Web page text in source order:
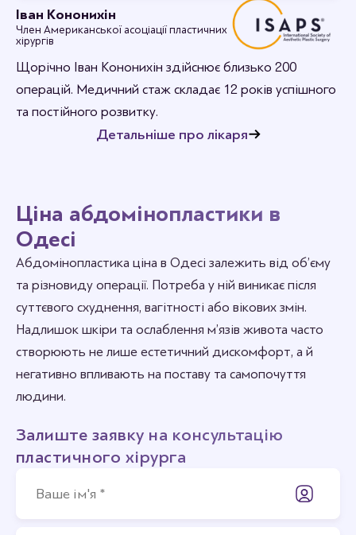
Іван Кононихін
Член Американської асоціації пластичних
хірургів
Щорічно Іван Кононихін здійснює близько 200
операцій. Медичний стаж складає 12 років успішного
та постійного розвитку.
Детальніше про лікаря
Станьте першим хто залишить відгук.
Ціна абдомінопластики в
Одесі
Абдомінопластика ціна в Одесі залежить від об’єму
та різновиду операції. Потреба у ній виникає після
суттєвого схуднення, вагітності або вікових змін.
Надлишок шкіри та ослаблення м’язів живота часто
створюють не лише естетичний дискомфорт, а й
негативно впливають на поставу та самопочуття
людини.
Залиште заявку на консультацію
пластичного хірурга